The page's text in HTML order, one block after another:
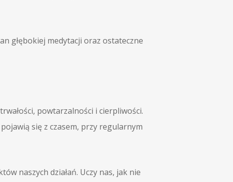
głębokiej medytacji oraz ostateczne
powtarzalności i cierpliwości.
się z czasem, przy regularnym
naszych działań. Uczy nas, jak nie